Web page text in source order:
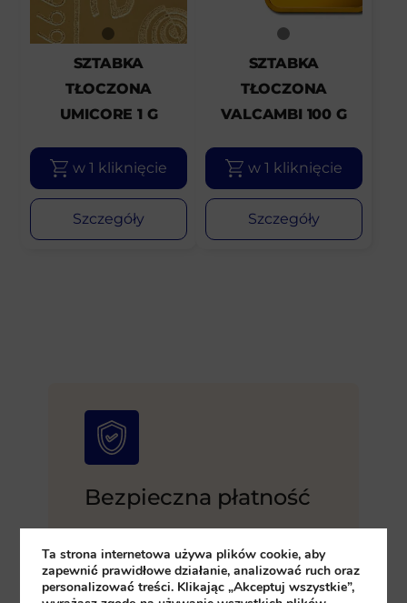
SZTABKA
TŁOCZONA
UMICORE 1 G
w 1 kliknięcie
Szczegóły
SZTABKA
TŁOCZONA
VALCAMBI 100 G
w 1 kliknięcie
Szczegóły
Bezpieczna płatność
walutę – gotówką, kartą, przelewem
bankowym. Wygodnie, korzystnie i
bezpiecznie. Chcesz omówić warunki?
Skontaktuj się z nami!
Ta strona internetowa używa plików cookie, aby
zapewnić prawidłowe działanie, analizować ruch oraz
personalizować treści. Klikając „Akceptuj wszystkie”,